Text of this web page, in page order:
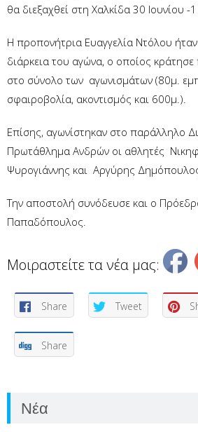
θα διεξαχθεί στη Χαλκίδα 30 Ιουνίου -1
Η προπονήτρια Ευαγγελία Ντόλου
διάρκεια του αγώνα, ο οποίος
στο σύνολο των αγωνισμάτων (80μ.
σφαιροβολία, ακοντισμός και 600μ.).
Επίσης, αγωνίστηκαν στο παράλληλο
Πρωτάθλημα Ανδρών οι αθλητές
Ψυρογιάννης και Αργύρης
Την αποστολή συνόδευσε και ο
Παπαδόπουλος.
Μοιραστείτε τα νέα μας:
Share Tweet
Share
Νέα